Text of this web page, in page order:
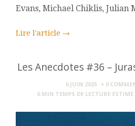
Evans, Michael Chiklis, Julian
Lire l'article →
Les Anecdotes #36 –
6 JUIN 2025
0
6 MIN TEMPS DE LECTURE ESTIMÉ